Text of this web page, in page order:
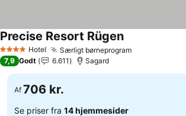
4 StjernerHotel Særligt børneprogram
Precise Resort Rügen
7,9 Godt 6.611 Sagard
Af 706 kr.
Se priser fra 14 hjemmesider